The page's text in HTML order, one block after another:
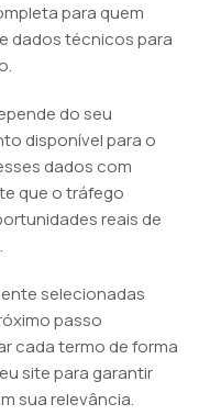
para quem
dados técnicos para
do seu
disponível para o
dados com
que o tráfego
reais de
selecionadas
passo
cada termo de forma
site para garantir
sua relevância.